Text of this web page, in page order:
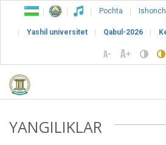
Pochta
Yashil universitet Qabul-2026
YANGILIKLAR